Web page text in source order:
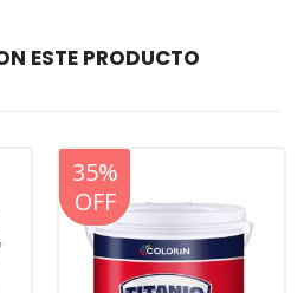
20%
OFF
35%
OFF